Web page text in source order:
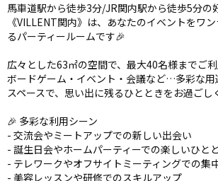
馬車道駅から徒歩3分/JR関内駅から徒歩5分の
《VILLENT関内》は、あなたのイベントをワ
るパーティールームです🎉
広々とした63㎡の空間で、最大40名様までご
ボードゲーム・イベント・会議など…多彩な用
スペースで、思い出に残るひとときをお過ごし
🎉 多彩な利用シーン
- 交流会やミートアップでの新しい出会い
- 誕生日会やホームパーティーでの楽しいひと
- テレワークやオフサイトミーティングでの集
- 美容レッスンや研修でのスキルアップ